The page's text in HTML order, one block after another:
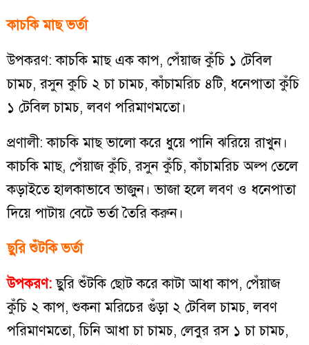
কাচকি মাছ ভর্তা
উপকরণ: কাচকি মাছ এক কাপ, পেঁয়াজ কুঁচি ১ টেবিল
চামচ, রসুন কুচি ২ চা চামচ, কাঁচামরিচ ৪টি, ধনেপাতা কুঁচি
১ টেবিল চামচ, লবণ পরিমাণমতো।
প্রণালী: কাচকি মাছ ভালো করে ধুয়ে পানি ঝরিয়ে রাখুন।
কাচকি মাছ, পেঁয়াজ কুঁচি, রসুন কুঁচি, কাঁচামরিচ অল্প তেলে
কড়াইতে হালকাভাবে ভাজুন। ভাজা হলে লবণ ও ধনেপাতা
দিয়ে পাটায় বেটে ভর্তা তৈরি করুন।
ছুরি শুঁটকি ভর্তা
উপকরণ: ছুরি শুঁটকি ছোট করে কাটা আধা কাপ, পেঁয়াজ
কুঁচি ২ কাপ, শুকনা মরিচের গুঁড়া ২ টেবিল চামচ, লবণ
পরিমাণমতো, চিনি আধা চা চামচ, লেবুর রস ১ চা চামচ,